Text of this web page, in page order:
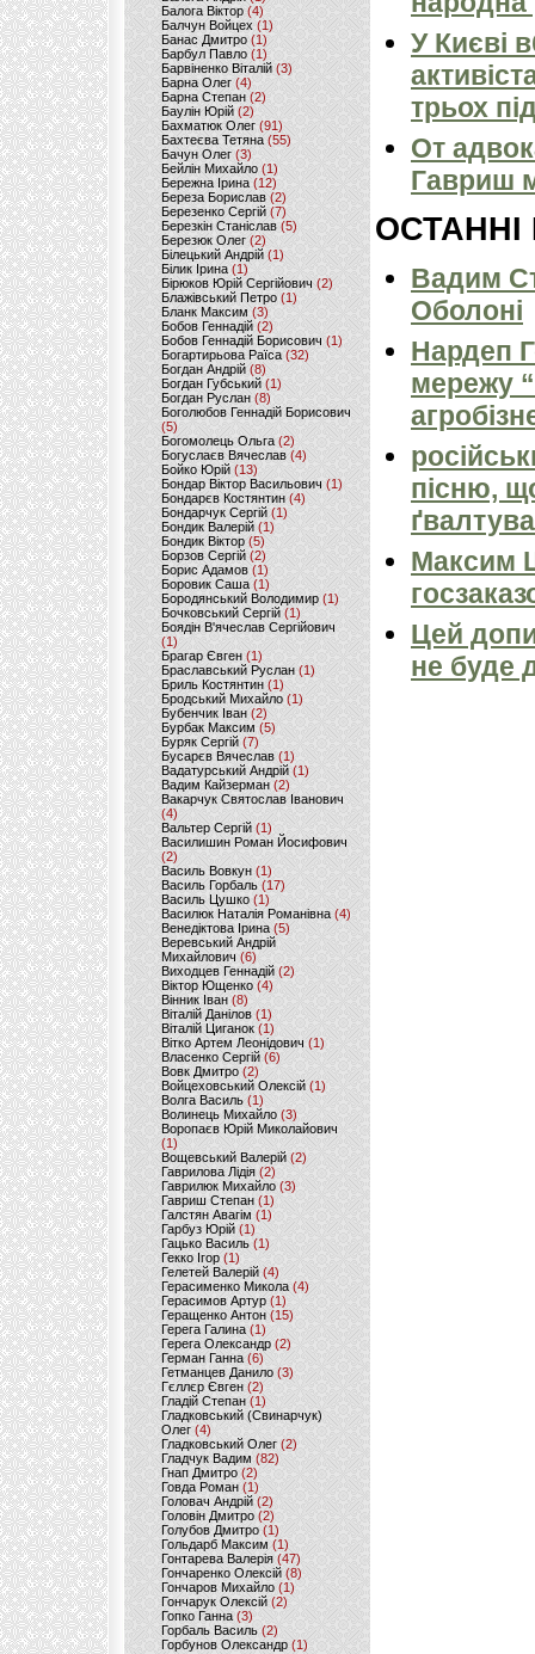
Балога Віктор (4)
Балчун Войцех (1)
Банас Дмитро (1)
Барбул Павло(1)
Барвіненко Віталій(3)
Барна Олег (4)
Барна Степан (2)
Баулін Юрій (2)
Бахматюк Олег (91)
Бахтеєва Тетяна(55)
Бачун Олег (3)
Бейлін Михайло (1)
Бережна Ірина(12)
Береза Борислав(2)
Березенко Сергій (7)
Березкін Станіслав (5)
Березюк Олег(2)
Білецький Андрій (1)
Білик Ірина (1)
Бірюков Юрій Сергійович (2)
Блажівський Петро (1)
Бланк Максим(3)
Бобов Геннадій (2)
Бобов Геннадій Борисович (1)
Богартирьова Раїса (32)
Богдан Андрій(8)
Богдан Губський (1)
Богдан Руслан(8)
Боголюбов Геннадій Борисович
(5)
Богомолець Ольга (2)
Богуслаєв Вячеслав (4)
Бойко Юрій (13)
Бондар Віктор Васильович (1)
Бондарєв Костянтин (4)
Бондарчук Сергій(1)
Бондик Валерій (1)
Бондик Віктор(5)
Борзов Сергiй (2)
Борис Адамов(1)
Боровик Саша (1)
Бородянський Володимир (1)
Бочковський Сергій (1)
Боядін В'ячеслав Сергійович
(1)
Брагар Євген (1)
Браславський Руслан (1)
Бриль Костянтин (1)
Бродський Михайло (1)
Бубенчик Іван(2)
Бурбак Максим (5)
Буряк Сергій (7)
Бусарєв Вячеслав (1)
Вадатурський Андрій (1)
Вадим Кайзерман (2)
Вакарчук Святослав Іванович
(4)
Вальтер Сергій (1)
Василишин Роман Йосифович
(2)
Василь Вовкун (1)
Василь Горбаль (17)
Василь Цушко (1)
Василюк Наталія Романівна (4)
Венедіктова Ірина(5)
Веревський Андрій
Михайлович (6)
Виходцев Геннадій (2)
Віктор Ющенко (4)
Вінник Іван (8)
Віталій Данілов (1)
Віталій Циганок (1)
Вітко Артем Леонідович(1)
Власенко Сергій (6)
Вовк Дмитро(2)
Войцеховський Олексій(1)
Волга Василь (1)
Волинець Михайло (3)
Воропаєв Юрій Миколайович
(1)
Вощевський Валерій(2)
Гаврилова Лідія (2)
Гаврилюк Михайло (3)
Гавриш Степан (1)
Галстян Авагім (1)
Гарбуз Юрій (1)
Гацько Василь (1)
Гекко Ігор(1)
Гелетей Валерій (4)
Герасименко Микола (4)
Герасимов Артур (1)
Геращенко Антон(15)
Герега Галина (1)
Герега Олександр (2)
Герман Ганна (6)
Гетманцев Данило (3)
Гєллєр Євген (2)
Гладій Степан(1)
Гладковський (Свинарчук)
Олег (4)
Гладковський Олег (2)
Гладчук Вадим (82)
Гнап Дмитро (2)
Говда Роман(1)
Головач Андрій (2)
Головін Дмитро (2)
Голубов Дмитро (1)
Гольдарб Максим(1)
Гонтарева Валерія (47)
Гончаренко Олексій(8)
Гончаров Михайло (1)
Гончарук Олексій (2)
Гопко Ганна (3)
Горбаль Василь (2)
Горбунов Олександр (1)
У Києві
трьох
От
Гавриш
ОСТАННІ
Вадим
Оболоні
Нардеп
мережу
пісню,
Максим
Цей
не буде